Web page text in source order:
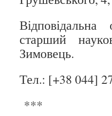
старший
Зимовець.
Тел.: [+38 044]
***